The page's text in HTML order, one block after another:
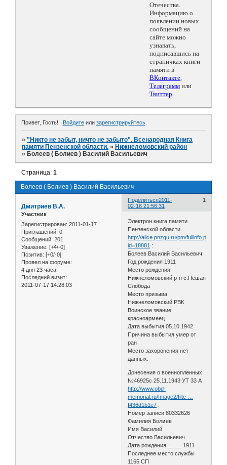
Отечества.
Информацию о
появлении новых
сообщений на
сайте можно
узнавать,
подписавшись на
страничках книги
памяти в
ВКонтакте,
Телеграмм или
Твиттер.
Привет, Гость! Войдитеили зарегистрируйтесь.
»"Никто не забыт, ничто не забыто". Всенародная Книга
памяти Пензенской области. » Нижнеломовский район
» Болеев ( Болиев ) Василий Васильевич
Болеев ( Болиев ) Василий Васильевич
Страница:1
Поделиться 1
2011-
02-16 21:56:31
Дмитриев В.А.
Участник
Зарегистрирован: 2011-01-17
Приглашений: 0
Сообщений: 201
Уважение: [+4/-0]
Позитив: [+0/-0]
Провел на форуме:
4 дня 23 часа
Последний визит:
2011-07-17 14:28:03
Электрон.книга памяти
Пензенской области
http://alice.pnzgu.ru/pm/fullinfo.php?
id=18881 :
Болеев Василий Васильевич
Год рождения 1911
Место рождения
Нижнеломовский р-н с.Пешая
Слобода
Место призыва
Нижнеломовский РВК
Воинское звание
красноармеец
Дата выбытия 05.10.1942
Причина выбытия умер от
ран
Место захоронения нет
данных.
Донесения о военнопленных
№46925с 25.11.1943 УТ 33 А
http://www.obd-
memorial.ru/Image2/filte …
f436d1b1e7 :
Номер записи 80332626
Фамилия Болиев
Имя Василий
Отчество Васильевич
Дата рождения __.__.1911
Последнее место службы
1165 СП